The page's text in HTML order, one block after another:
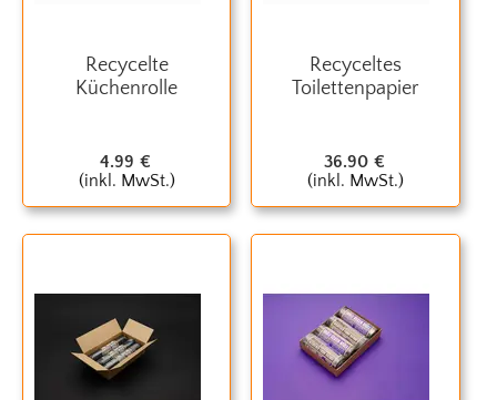
Recycelte
Küchenrolle
4.99 €
(inkl. MwSt.)
Recyceltes
Toilettenpapier
36.90 €
(inkl. MwSt.)